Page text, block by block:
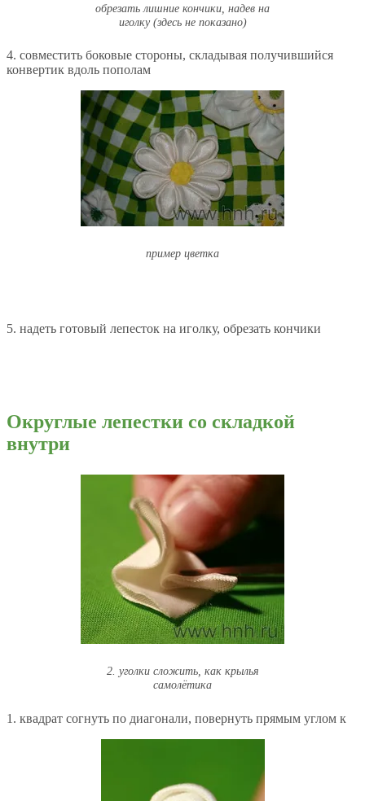
обрезать лишние кончики, надев на
иголку (здесь не показано)
4. совместить боковые стороны, складывая получившийся
конвертик вдоль пополам
пример цветка
5. надеть готовый лепесток на иголку, обрезать кончики
Округлые лепестки со складкой
внутри
2. уголки сложить, как крылья
самолётика
1. квадрат согнуть по диагонали, повернуть прямым углом к